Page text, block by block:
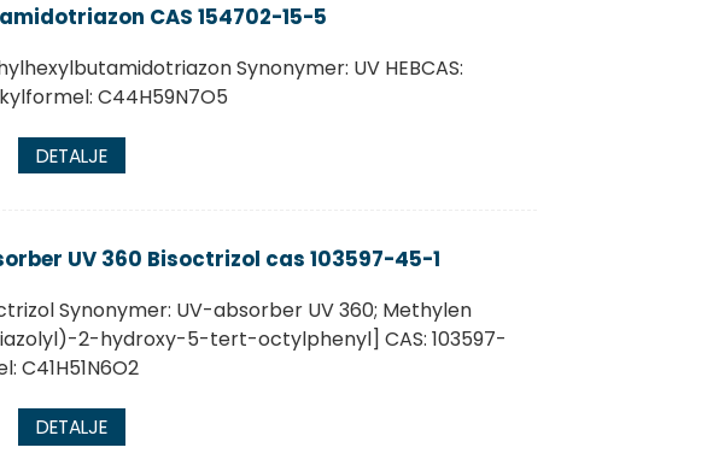
CAS 154702-15-5
Synonymer: UV HEBCAS:
C44H59N7O5
DETALJE
UV 360 Bisoctrizol cas 103597-45-1
Synonymer: UV-absorber UV 360; Methylen
2-hydroxy-5-tert-octylphenyl] CAS: 103597-
C41H51N6O2
DETALJE